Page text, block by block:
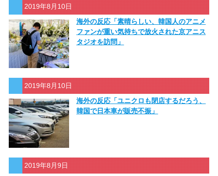
2019年8月10日
海外の反応「素晴らしい、韓国人のアニメ
ファンが重い気持ちで放火された京アニス
タジオを訪問」
2019年8月10日
海外の反応「ユニクロも閉店するだろう、
韓国で日本車が販売不振」
2019年8月9日